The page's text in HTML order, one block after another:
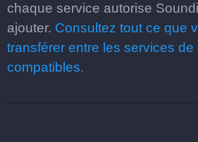
chaque service autorise
ajouter. Consultez tout ce que
transférer entre les services de
compatibles.